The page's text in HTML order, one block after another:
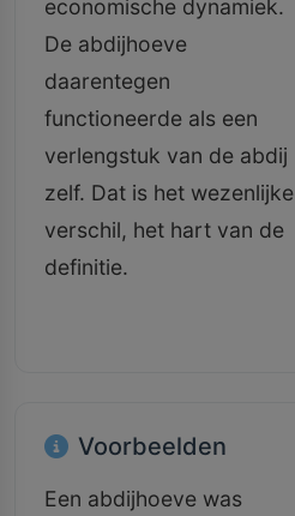
economische dynamiek.
De abdijhoeve
daarentegen
functioneerde als een
verlengstuk van de abdij
zelf. Dat is het wezenlijke
verschil, het hart van de
definitie.
Voorbeelden
Een abdijhoeve was